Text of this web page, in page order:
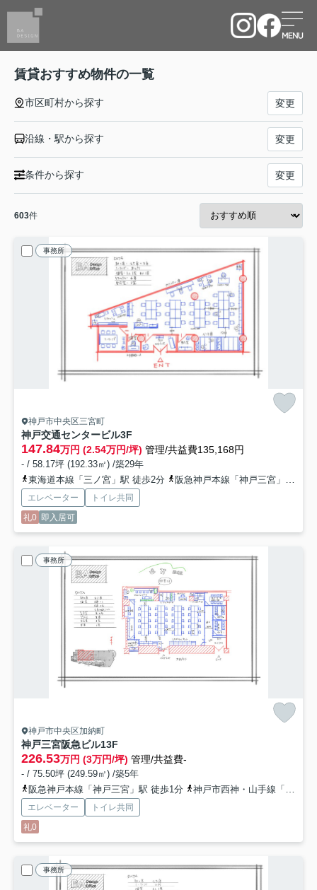
賃貸おすすめ物件の一覧
市区町村から探す 変更
沿線・駅から探す 変更
条件から探す 変更
603件
事務所
神戸市中央区三宮町
神戸交通センタービル3F
147.84万円 (2.54万円/坪) 管理/共益費135,168円
- / 58.17坪 (192.33㎡) /築29年
東海道本線「三ノ宮」駅 徒歩2分
阪急神戸本線「神戸三宮」駅 徒歩2分
エレベーター
トイレ共同
礼0 即入居可
事務所
神戸市中央区加納町
神戸三宮阪急ビル13F
226.53万円 (3万円/坪) 管理/共益費-
- / 75.50坪 (249.59㎡) /築5年
阪急神戸本線「神戸三宮」駅 徒歩1分
神戸市西神・山手線「三宮」駅 徒歩1分
エレベーター
トイレ共同
礼0
事務所